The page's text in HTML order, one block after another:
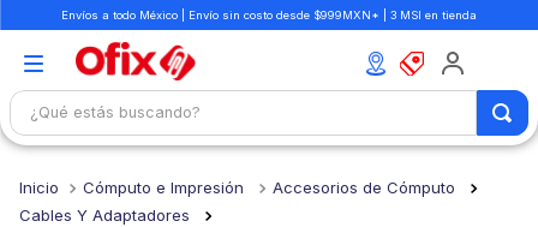
Envíos a todo México | Envío sin costo desde $999MXN* | 3 MSI en tienda
¿Qué estás buscando?
Cómputo e Impresión
Accesorios de Cómputo
Cables Y Adaptadores
1.
mochilas